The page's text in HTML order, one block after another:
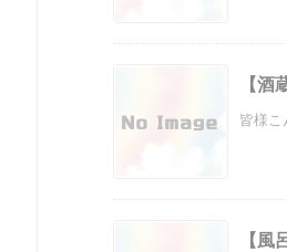
【酒
皆様
【